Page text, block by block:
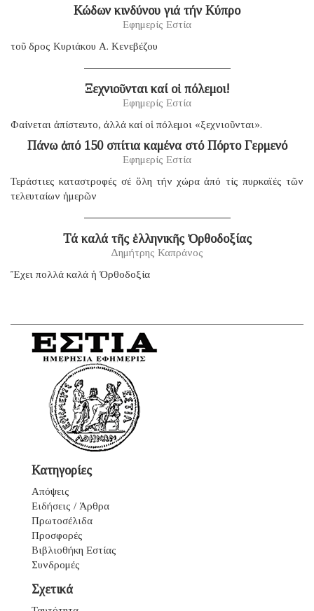
Κώδων κινδύνου γιά τήν Κύπρο
Εφημερίς Εστία
τοῦ δρος Κυριάκου Α. Κενεβέζου
Ξεχνιοῦνται καί οἱ πόλεμοι!
Εφημερίς Εστία
Φαίνεται ἀπίστευτο, ἀλλά καί οἱ πόλεμοι «ξεχνιοῦνται».
Πάνω ἀπό 150 σπίτια καμένα στό Πόρτο Γερμενό
Εφημερίς Εστία
Τεράστιες καταστροφές σέ ὅλη τήν χώρα ἀπό τίς πυρκαϊές τῶν
τελευταίων ἡμερῶν
Τά καλά τῆς ἑλληνικῆς Ὀρθοδοξίας
Δημήτρης Καπράνος
Ἔχει πολλά καλά ἡ Ὀρθοδοξία
Κατηγορίες
Απόψεις
Ειδήσεις / Άρθρα
Πρωτοσέλιδα
Προσφορές
Βιβλιοθήκη Εστίας
Συνδρομές
Σχετικά